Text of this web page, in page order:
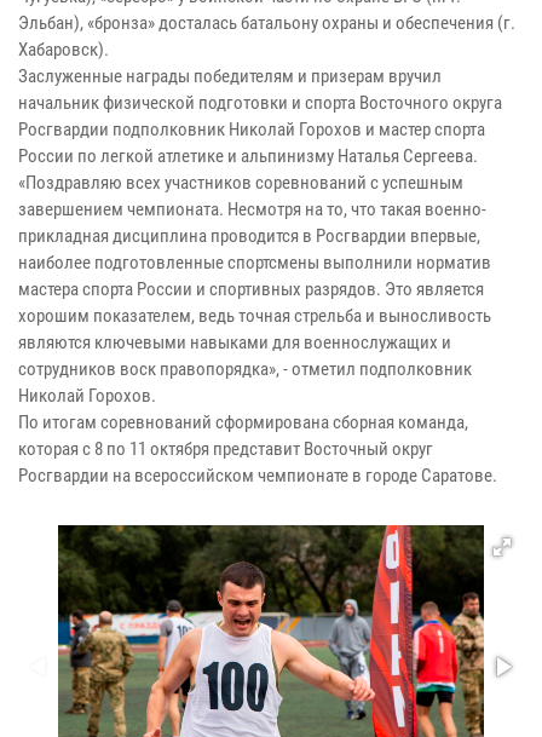
Эльбан), «бронза» досталась батальону охраны и обеспечения (г.
Хабаровск).
Заслуженные награды победителям и призерам вручил
начальник физической подготовки и спорта Восточного округа
Росгвардии подполковник Николай Горохов и мастер спорта
России по легкой атлетике и альпинизму Наталья Сергеева.
«Поздравляю всех участников соревнований с успешным
завершением чемпионата. Несмотря на то, что такая военно-
прикладная дисциплина проводится в Росгвардии впервые,
наиболее подготовленные спортсмены выполнили норматив
мастера спорта России и спортивных разрядов. Это является
хорошим показателем, ведь точная стрельба и выносливость
являются ключевыми навыками для военнослужащих и
сотрудников воск правопорядка», - отметил подполковник
Николай Горохов.
По итогам соревнований сформирована сборная команда,
которая с 8 по 11 октября представит Восточный округ
Росгвардии на всероссийском чемпионате в городе Саратове.